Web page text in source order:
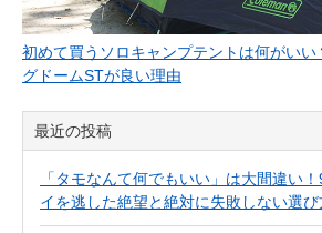
初めて買うソロキャンプテントは何がい
グドームSTが良い理由
最近の投稿
「タモなんて何でもいい」は大間違い
イを逃した絶望と絶対に失敗しない選び